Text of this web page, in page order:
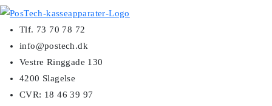
Tlf. 73 70 78 72
info@postech.dk
Vestre Ringgade 130
4200 Slagelse
CVR: 18 46 39 97